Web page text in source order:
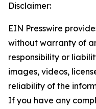
Disclaimer:
EIN Presswire
without warranty of
responsibility or
images, videos,
reliability of the
If you have any